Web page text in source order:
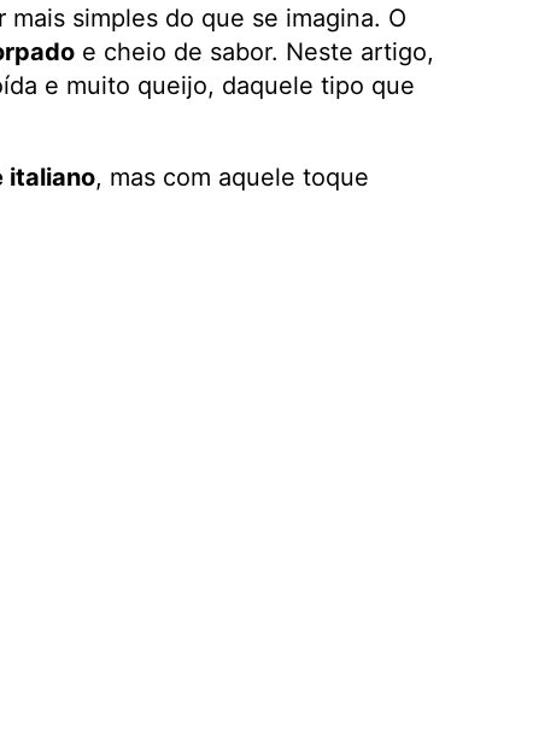
simples do que se imagina. O
e cheio de sabor. Neste artigo,
e muito queijo, daquele tipo que
italiano, mas com aquele toque